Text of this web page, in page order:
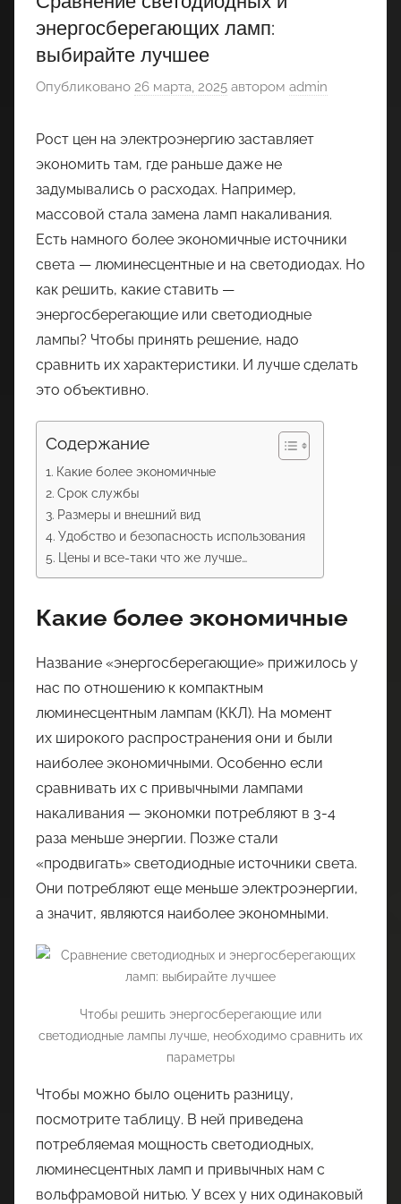
энергосберегающих ламп:
выбирайте лучшее
Опубликовано 26 марта, 2025 автором admin
Рост цен на электроэнергию заставляет
экономить там, где раньше даже не
задумывались о расходах. Например,
массовой стала замена ламп накаливания.
Есть намного более экономичные источники
света — люминесцентные и на светодиодах. Но
как решить, какие ставить —
энергосберегающие или светодиодные
лампы? Чтобы принять решение, надо
сравнить их характеристики. И лучше сделать
это объективно.
Содержание
Какие более экономичные
Срок службы
Размеры и внешний вид
Удобство и безопасность использования
Цены и все-таки что же лучше…
Какие более экономичные
Название «энергосберегающие» прижилось у
нас по отношению к компактным
люминесцентным лампам (ККЛ). На момент
их широкого распространения они и были
наиболее экономичными. Особенно если
сравнивать их с привычными лампами
накаливания — экономки потребляют в 3-4
раза меньше энергии. Позже стали
«продвигать» светодиодные источники света.
Они потребляют еще меньше электроэнергии,
а значит, являются наиболее экономными.
Чтобы решить энергосберегающие или
светодиодные лампы лучше, необходимо сравнить их
параметры
Чтобы можно было оценить разницу,
посмотрите таблицу. В ней приведена
потребляемая мощность светодиодных,
люминесцентных ламп и привычных нам с
вольфрамовой нитью. У всех у них одинаковый